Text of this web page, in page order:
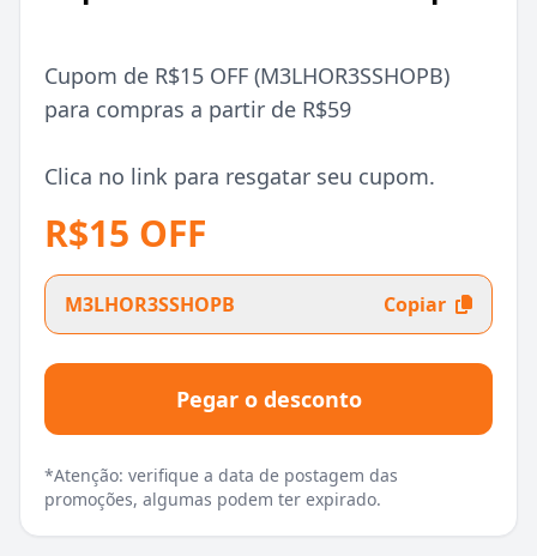
Cupom de R$15 OFF (M3LHOR3SSHOPB)
para compras a partir de R$59
Clica no link para resgatar seu cupom.
R$15 OFF
M3LHOR3SSHOPB Copiar
Pegar o desconto
*Atenção: verifique a data de postagem das
promoções, algumas podem ter expirado.